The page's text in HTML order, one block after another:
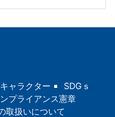
ャラクター
SDGｓ
プライアンス憲章
取扱いについて